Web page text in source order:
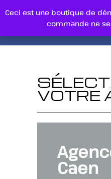
VOTRE
Caen
Ceci est une boutique de
commande ne